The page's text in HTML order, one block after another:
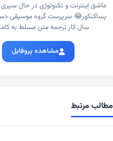
عاشق اینترنت و تکنولوژی در حال سپری
پساکنکور😂 سرپرست گروه موسیقی
سال کار ترجمه متن مسلط به
مشاهده پروفایل
مطالب مرتبط